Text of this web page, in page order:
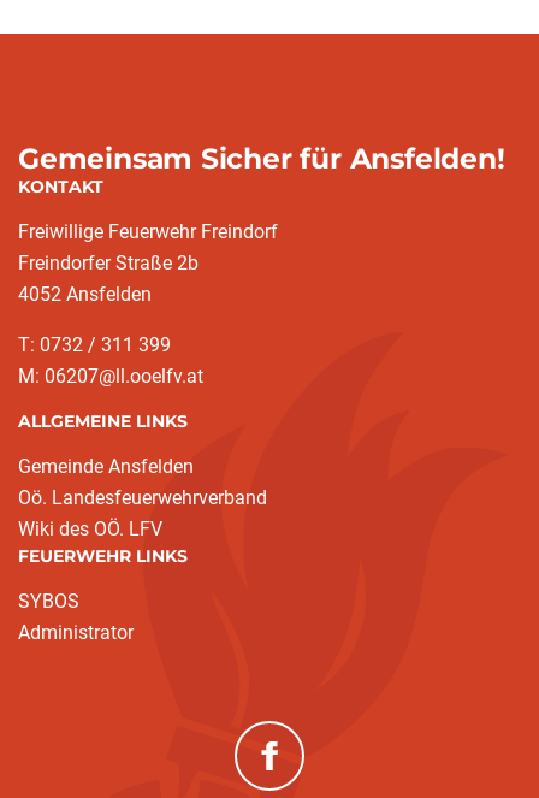
Gemeinsam Sicher für Ansfelden!
KONTAKT
Freiwillige Feuerwehr Freindorf
Freindorfer Straße 2b
4052 Ansfelden
T: 0732 / 311 399
M: 06207@ll.ooelfv.at
ALLGEMEINE LINKS
Gemeinde Ansfelden
Oö. Landesfeuerwehrverband
Wiki des OÖ. LFV
FEUERWEHR LINKS
SYBOS
Administrator
(neues Fenster)